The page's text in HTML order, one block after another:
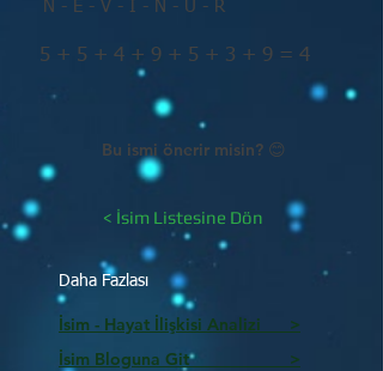
N - E - V - I - N - U - R
5 + 5 + 4 + 9 + 5 + 3 + 9 = 4
Bu ismi önerir misin? 😊
< İsim Listesine Dön
Daha Fazlası
İsim - Hayat İlişkisi Analizi >
İsim Bloguna Git >